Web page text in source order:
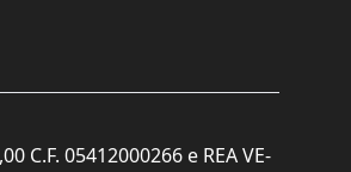
C.F. 05412000266 e REA VE-